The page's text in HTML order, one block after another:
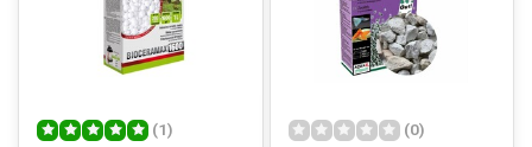
(1) (0)